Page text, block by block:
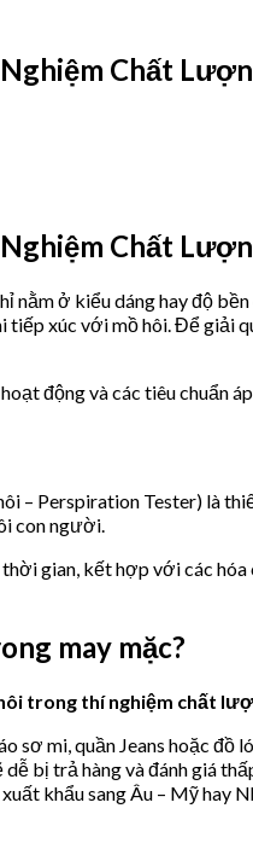
Chất
Chất
nằm ở kiểu dáng hay độ
xúc với mồ hôi. Để giải
động và các tiêu chuẩn
– Perspiration Tester) là
con người.
gian, kết hợp với các
may mặc?
trong thí nghiệm chất
sơ mi, quần Jeans hoặc đồ
dễ bị trả hàng và đánh giá
khẩu sang Âu – Mỹ hay